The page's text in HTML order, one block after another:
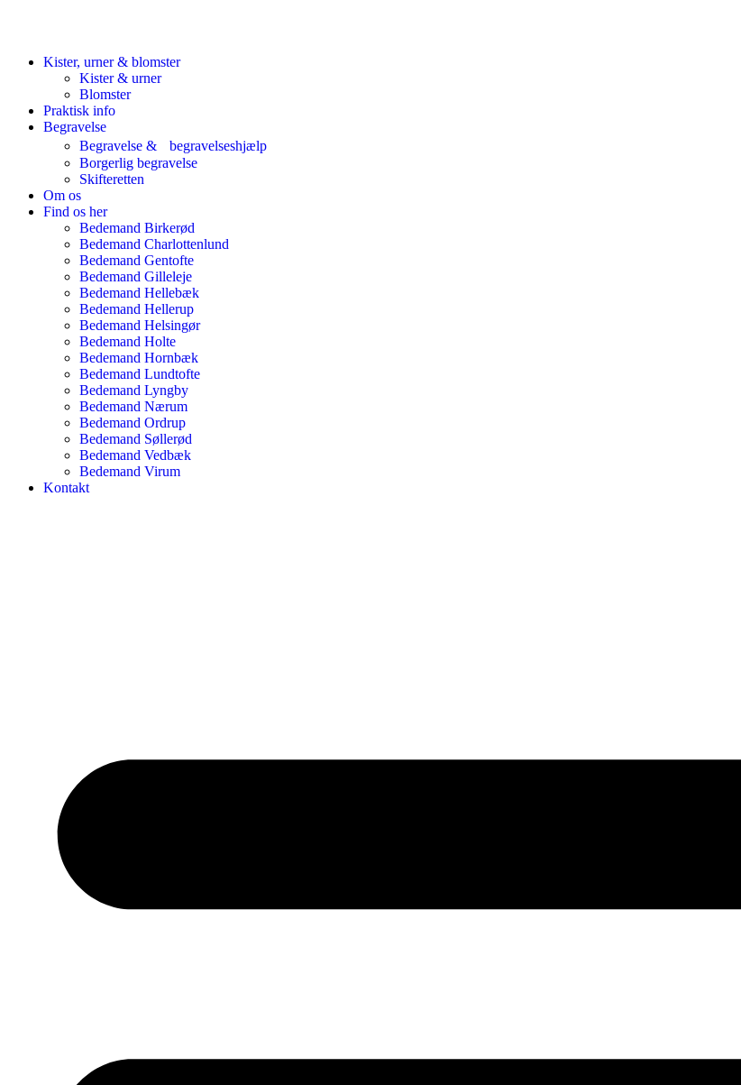
Kister, urner & blomster
Kister & urner
Blomster
Praktisk info
Begravelse
Begravelse & begravelseshjælp
Borgerlig begravelse
Skifteretten
Om os
Find os her
Bedemand Birkerød
Bedemand Charlottenlund
Bedemand Gentofte
Bedemand Gilleleje
Bedemand Hellebæk
Bedemand Hellerup
Bedemand Helsingør
Bedemand Holte
Bedemand Hornbæk
Bedemand Lundtofte
Bedemand Lyngby
Bedemand Nærum
Bedemand Ordrup
Bedemand Søllerød
Bedemand Vedbæk
Bedemand Virum
Kontakt